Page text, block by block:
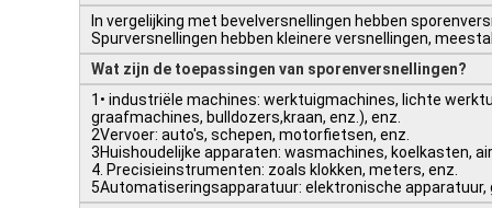
In vergelijking met bevelversnellingen hebben
Spurversnellingen hebben kleinere versnellingen,
Wat zijn de toepassingen van sporenversnellingen?
1• industriële machines: werktuigmachines, lichte
graafmachines, bulldozers,kraan, enz.), enz.
2Vervoer: auto's, schepen, motorfietsen, enz.
3Huishoudelijke apparaten: wasmachines, koelkasten,
4. Precisie­instrumenten: zoals klokken, meters, enz.
5Automatiseringsapparatuur: elektronische